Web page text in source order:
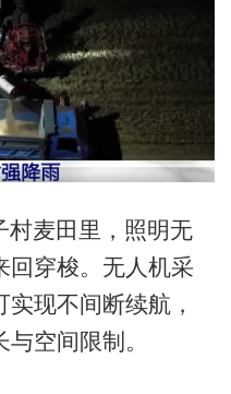
村麦田里，照明无
回穿梭。无人机采
现不间断续航，
空间限制。